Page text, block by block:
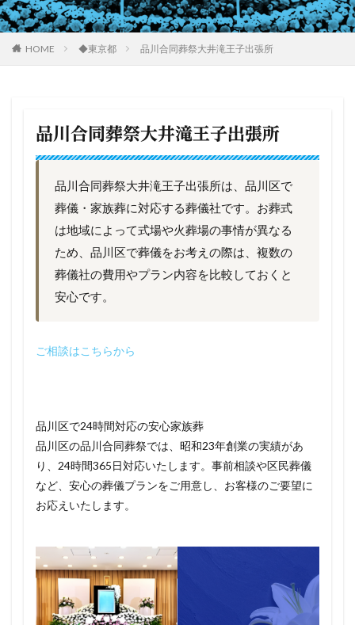
HOME ◆東京都 品川合同葬祭大井滝王子出張所
品川合同葬祭大井滝王子出張所
品川合同葬祭大井滝王子出張所は、品川区で
葬儀・家族葬に対応する葬儀社です。お葬式
は地域によって式場や火葬場の事情が異なる
ため、品川区で葬儀をお考えの際は、複数の
葬儀社の費用やプラン内容を比較しておくと
安心です。
ご相談はこちらから
品川区で24時間対応の安心家族葬
品川区の品川合同葬祭では、昭和23年創業の実績があ
り、24時間365日対応いたします。事前相談や区民葬儀
など、安心の葬儀プランをご用意し、お客様のご要望に
お応えいたします。